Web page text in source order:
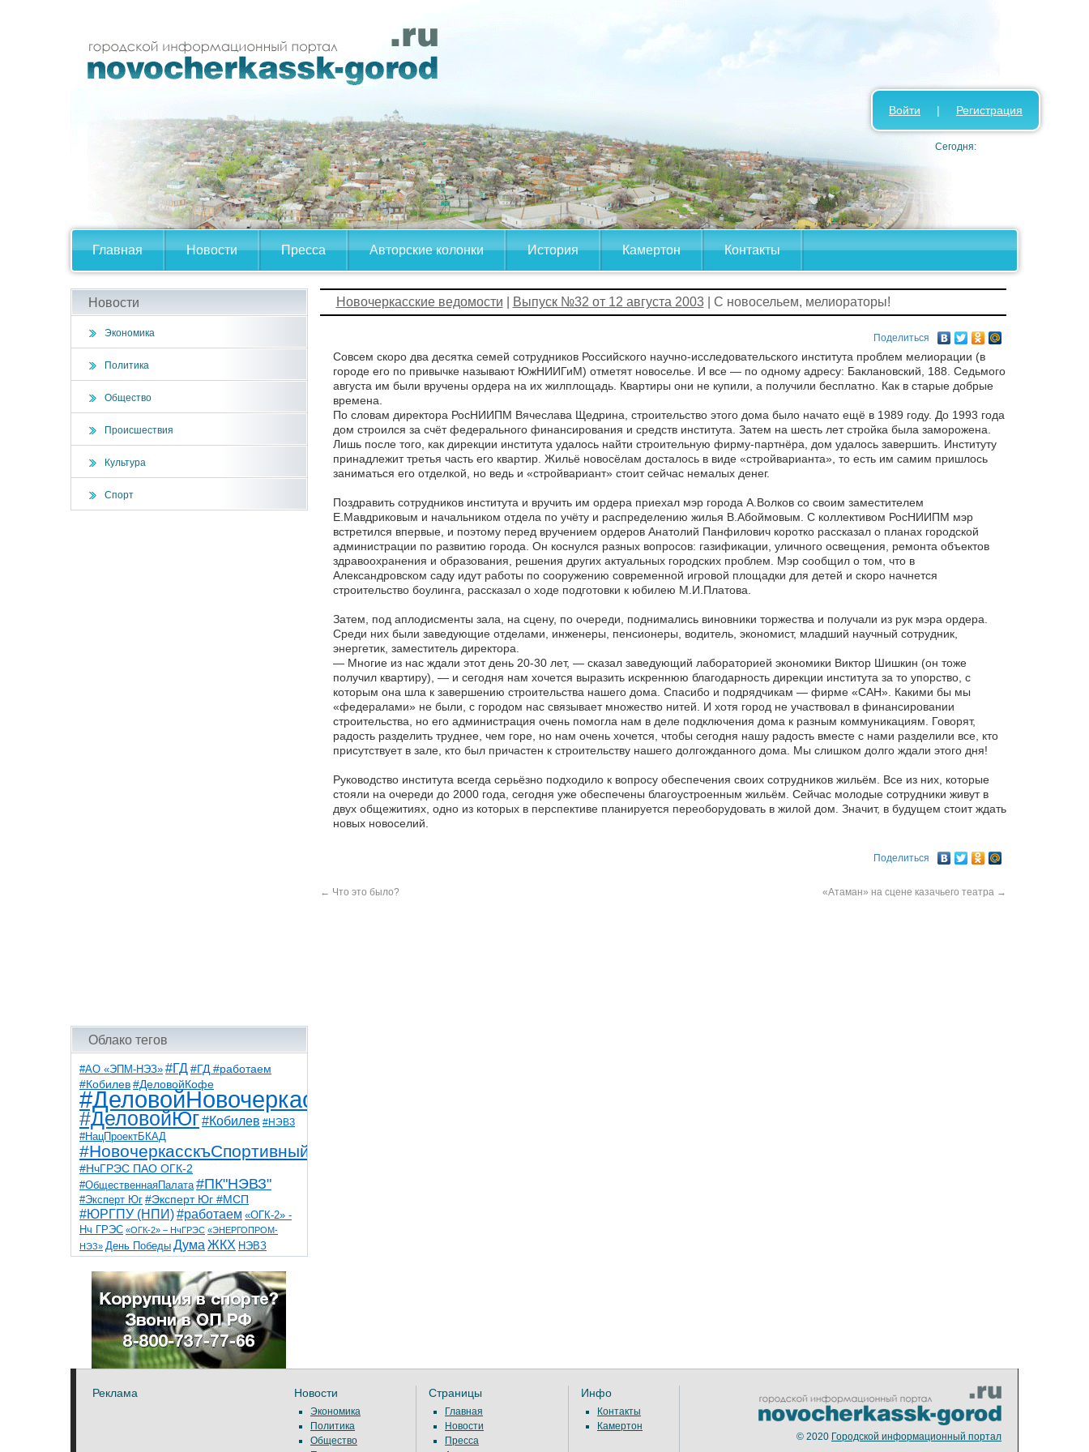
Главная Новости Пресса Авторские колонки История Камертон Контакты
Войти | Регистрация
Сегодня:
Новости
Экономика
Политика
Общество
Происшествия
Культура
Спорт
Облако тегов
#АО «ЭПМ-НЭЗ» #ГД #ГД #работаем
#Кобилев #ДеловойКофе
#ДеловойНовочеркасск
#ДеловойЮг#Кобилев #НЭВЗ
#НацПроектБКАД
#НовочеркасскъСпортивный
#НчГРЭС ПАО ОГК-2
#ОбщественнаяПалата #ПК"НЭВЗ"
#Эксперт Юг #Эксперт Юг #МСП
#ЮРГПУ (НПИ)#работаем «ОГК-2» -
Нч ГРЭС «ОГК-2» – НчГРЭС «ЭНЕРГОПРОМ-
НЭЗ» День Победы Дума ЖКХ НЭВЗ
НчГРЭС ТНТ
благоустройствоветераны выборы
детидороги казаки коррупция космос
общественная палата парк пожар роща
спорт театр транспорт художники
Новочеркасские ведомости Выпуск №32 от 12 августа 2003| С новосельем, мелиораторы!
Поделиться
Совсем скоро два десятка семей сотрудников Российского научно-исследовательского института проблем мелиорации (в
городе его по привычке называют ЮжНИИГиМ) отметят новоселье. И все — по одному адресу: Баклановский, 188. Седьмого
августа им были вручены ордера на их жилплощадь. Квартиры они не купили, а получили бесплатно. Как в старые добрые
времена.
По словам директора РосНИИПМ Вячеслава Щедрина, строительство этого дома было начато ещё в 1989 году. До 1993 года
дом строился за счёт федерального финансирования и средств института. Затем на шесть лет стройка была заморожена.
Лишь после того, как дирекции института удалось найти строительную фирму-партнёра, дом удалось завершить. Институту
принадлежит третья часть его квартир. Жильё новосёлам досталось в виде «стройварианта», то есть им самим пришлось
заниматься его отделкой, но ведь и «стройвариант» стоит сейчас немалых денег.
Поздравить сотрудников института и вручить им ордера приехал мэр города А.Волков со своим заместителем
Е.Мавдриковым и начальником отдела по учёту и распределению жилья В.Абоймовым. С коллективом РосНИИПМ мэр
встретился впервые, и поэтому перед вручением ордеров Анатолий Панфилович коротко рассказал о планах городской
администрации по развитию города. Он коснулся разных вопросов: газификации, уличного освещения, ремонта объектов
здравоохранения и образования, решения других актуальных городских проблем. Мэр сообщил о том, что в
Александровском саду идут работы по сооружению современной игровой площадки для детей и скоро начнется
строительство боулинга, рассказал о ходе подготовки к юбилею М.И.Платова.
Затем, под аплодисменты зала, на сцену, по очереди, поднимались виновники торжества и получали из рук мэра ордера.
Среди них были заведующие отделами, инженеры, пенсионеры, водитель, экономист, младший научный сотрудник,
энергетик, заместитель директора.
— Многие из нас ждали этот день 20-30 лет, — сказал заведующий лабораторией экономики Виктор Шишкин (он тоже
получил квартиру), — и сегодня нам хочется выразить искреннюю благодарность дирекции института за то упорство, с
которым она шла к завершению строительства нашего дома. Спасибо и подрядчикам — фирме «САН». Какими бы мы
«федералами» не были, с городом нас связывает множество нитей. И хотя город не участвовал в финансировании
строительства, но его администрация очень помогла нам в деле подключения дома к разным коммуникациям. Говорят,
радость разделить труднее, чем горе, но нам очень хочется, чтобы сегодня нашу радость вместе с нами разделили все, кто
присутствует в зале, кто был причастен к строительству нашего долгожданного дома. Мы слишком долго ждали этого дня!
Руководство института всегда серьёзно подходило к вопросу обеспечения своих сотрудников жильём. Все из них, которые
стояли на очереди до 2000 года, сегодня уже обеспечены благоустроенным жильём. Сейчас молодые сотрудники живут в
двух общежитиях, одно из которых в перспективе планируется переоборудовать в жилой дом. Значит, в будущем стоит ждать
новых новоселий.
Поделиться
← Что это было? «Атаман» на сцене казачьего театра →
Реклама Новости
Экономика
Политика
Общество
Страницы
Главная
Новости
Пресса
Инфо
Контакты
Камертон
© 2020 Городской информационный портал